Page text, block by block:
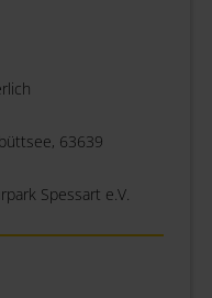
63639
Spessart e.V.